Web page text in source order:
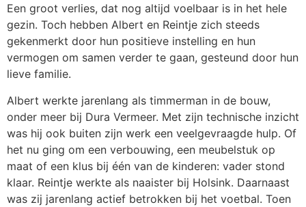
Een groot verlies, dat nog altijd voelbaar is in het hele
gezin. Toch hebben Albert en Reintje zich steeds
gekenmerkt door hun positieve instelling en hun
vermogen om samen verder te gaan, gesteund door hun
lieve familie.
Albert werkte jarenlang als timmerman in de bouw,
onder meer bij Dura Vermeer. Met zijn technische inzicht
was hij ook buiten zijn werk een veelgevraagde hulp. Of
het nu ging om een verbouwing, een meubelstuk op
maat of een klus bij één van de kinderen: vader stond
klaar. Reintje werkte als naaister bij Holsink. Daarnaast
was zij jarenlang actief betrokken bij het voetbal. Toen